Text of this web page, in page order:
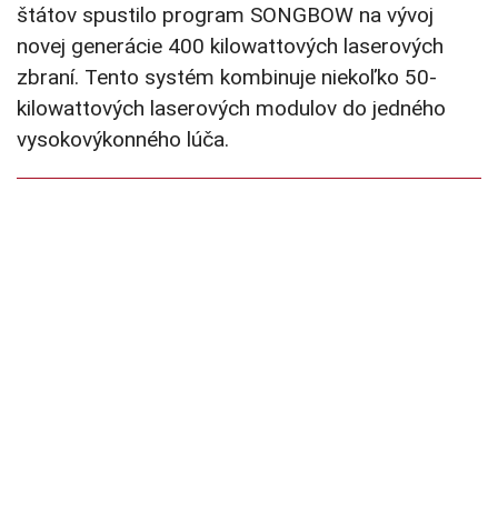
štátov spustilo program SONGBOW na vývoj
novej generácie 400 kilowattových laserových
zbraní. Tento systém kombinuje niekoľko 50-
kilowattových laserových modulov do jedného
vysokovýkonného lúča.